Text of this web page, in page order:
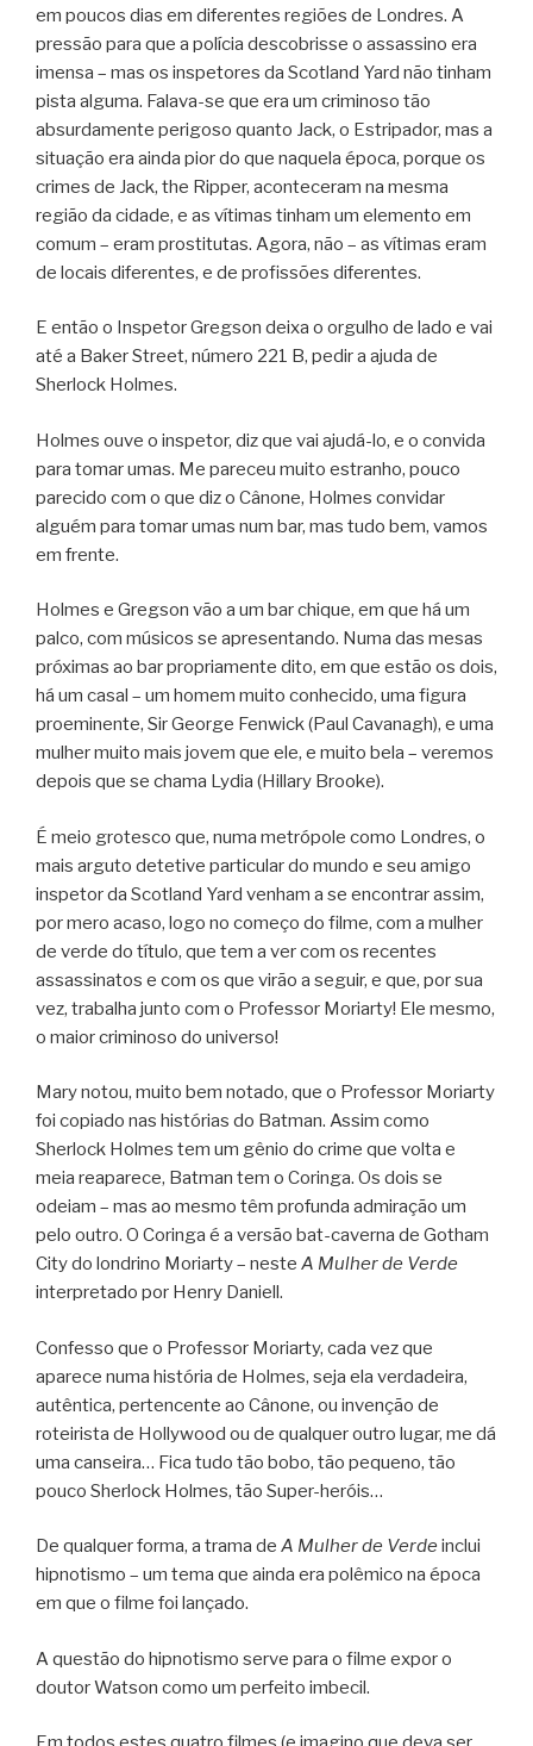
em poucos dias em diferentes regiões de Londres. A
pressão para que a polícia descobrisse o assassino era
imensa – mas os inspetores da Scotland Yard não tinham
pista alguma. Falava-se que era um criminoso tão
absurdamente perigoso quanto Jack, o Estripador, mas a
situação era ainda pior do que naquela época, porque os
crimes de Jack, the Ripper, aconteceram na mesma
região da cidade, e as vítimas tinham um elemento em
comum – eram prostitutas. Agora, não – as vítimas eram
de locais diferentes, e de profissões diferentes.
E então o Inspetor Gregson deixa o orgulho de lado e vai
até a Baker Street, número 221 B, pedir a ajuda de
Sherlock Holmes.
Holmes ouve o inspetor, diz que vai ajudá-lo, e o convida
para tomar umas. Me pareceu muito estranho, pouco
parecido com o que diz o Cânone, Holmes convidar
alguém para tomar umas num bar, mas tudo bem, vamos
em frente.
Holmes e Gregson vão a um bar chique, em que há um
palco, com músicos se apresentando. Numa das mesas
próximas ao bar propriamente dito, em que estão os dois,
há um casal – um homem muito conhecido, uma figura
proeminente, Sir George Fenwick (Paul Cavanagh), e uma
mulher muito mais jovem que ele, e muito bela – veremos
depois que se chama Lydia (Hillary Brooke).
É meio grotesco que, numa metrópole como Londres, o
mais arguto detetive particular do mundo e seu amigo
inspetor da Scotland Yard venham a se encontrar assim,
por mero acaso, logo no começo do filme, com a mulher
de verde do título, que tem a ver com os recentes
assassinatos e com os que virão a seguir, e que, por sua
vez, trabalha junto com o Professor Moriarty! Ele mesmo,
o maior criminoso do universo!
Mary notou, muito bem notado, que o Professor Moriarty
foi copiado nas histórias do Batman. Assim como
Sherlock Holmes tem um gênio do crime que volta e
meia reaparece, Batman tem o Coringa. Os dois se
odeiam – mas ao mesmo têm profunda admiração um
pelo outro. O Coringa é a versão bat-caverna de Gotham
City do londrino Moriarty – neste A Mulher de Verde
interpretado por Henry Daniell.
Confesso que o Professor Moriarty, cada vez que
aparece numa história de Holmes, seja ela verdadeira,
autêntica, pertencente ao Cânone, ou invenção de
roteirista de Hollywood ou de qualquer outro lugar, me dá
uma canseira… Fica tudo tão bobo, tão pequeno, tão
pouco Sherlock Holmes, tão Super-heróis…
De qualquer forma, a trama de A Mulher de Verde inclui
hipnotismo – um tema que ainda era polêmico na época
em que o filme foi lançado.
A questão do hipnotismo serve para o filme expor o
doutor Watson como um perfeito imbecil.